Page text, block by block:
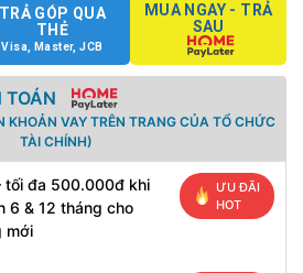
TRẢ GÓP QUA
THẺ
Visa, Master, JCB
MUA NGAY - TRẢ
SAU
KHOẢN VAY TRÊN TRANG CỦA TỔ CHỨC
TÀI CHÍNH)
tối đa 500.000đ khi
6 & 12 tháng cho
mới
ƯU ĐÃI
HOT